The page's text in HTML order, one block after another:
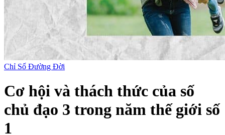
Chỉ Số Đường Đời
Cơ hội và thách thức của số
chủ đạo 3 trong năm thế giới số
1